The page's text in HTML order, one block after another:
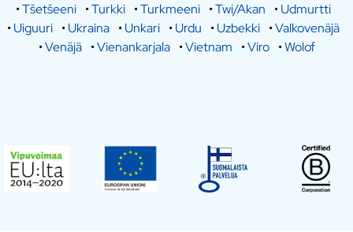
•Tšetšeeni •Turkki •Turkmeeni •Twi/Akan •Udmurtti
•Uiguuri •Ukraina •Unkari •Urdu •Uzbekki •Valkovenäjä
•Venäjä •Vienankarjala •Vietnam •Viro •Wolof